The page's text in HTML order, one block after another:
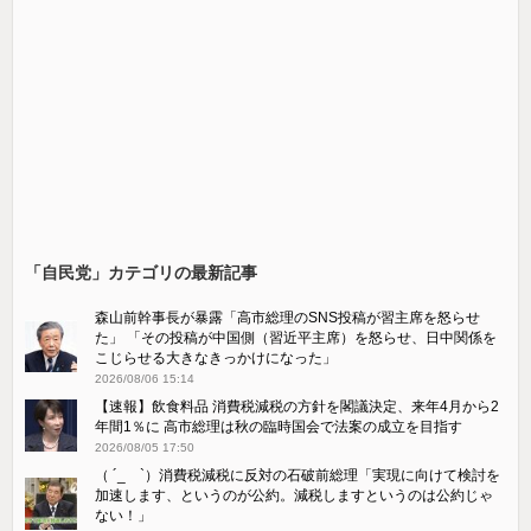
「自民党」カテゴリの最新記事
森山前幹事長が暴露「高市総理のSNS投稿が習主席を怒らせ
た」 「その投稿が中国側（習近平主席）を怒らせ、日中関係を
こじらせる大きなきっかけになった」
2026/08/06 15:14
【速報】飲食料品 消費税減税の方針を閣議決定、来年4月から2
年間1％に 高市総理は秋の臨時国会で法案の成立を目指す
2026/08/05 17:50
（ ´_ゝ`）消費税減税に反対の石破前総理「実現に向けて検討を
加速します、というのが公約。減税しますというのは公約じゃ
ない！」